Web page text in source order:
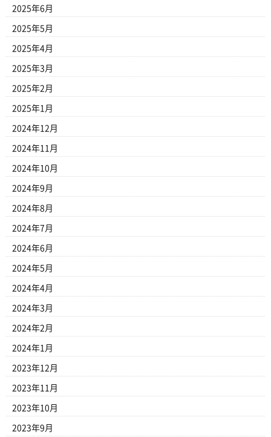
2025年6月
2025年5月
2025年4月
2025年3月
2025年2月
2025年1月
2024年12月
2024年11月
2024年10月
2024年9月
2024年8月
2024年7月
2024年6月
2024年5月
2024年4月
2024年3月
2024年2月
2024年1月
2023年12月
2023年11月
2023年10月
2023年9月